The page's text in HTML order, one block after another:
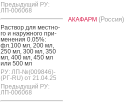
Предыдущий РУ:
ЛП-006068
Рас­твор для мес­тно­
го и на­руж­но­го при­
мене­ния 0.05%:
фл.100 мл, 200 мл,
250 мл, 300 мл, 350
мл, 400 мл, 450 мл
или 500 мл
РУ: ЛП-№(009846)-
(РГ-RU) от 21.04.25
Предыдущий РУ:
ЛП-006068
АКАФАРМ (Россия)